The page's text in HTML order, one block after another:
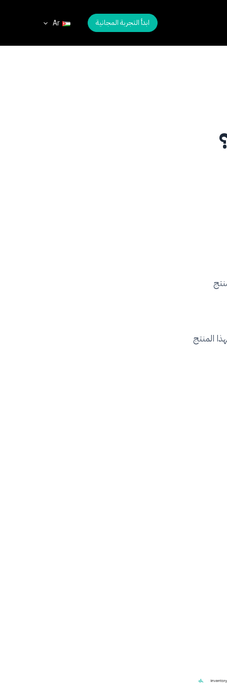
ابدأ التجربة المجانية Ar
المنتج